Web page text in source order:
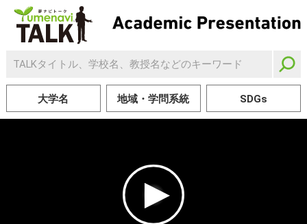
大学名 地域・学問系統 SDGs